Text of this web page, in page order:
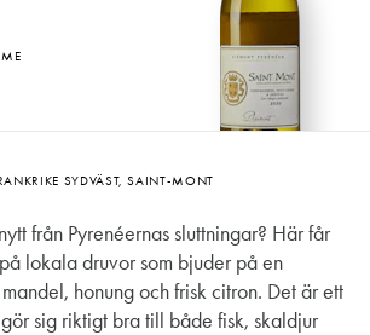
SYDVÄST, SAINT-MONT
från Pyrenéernas sluttningar? Här får
lokala druvor som bjuder på en
honung och frisk citron. Det är ett
sig riktigt bra till både fisk, skaldjur